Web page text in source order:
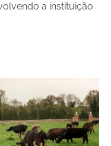
a instituição